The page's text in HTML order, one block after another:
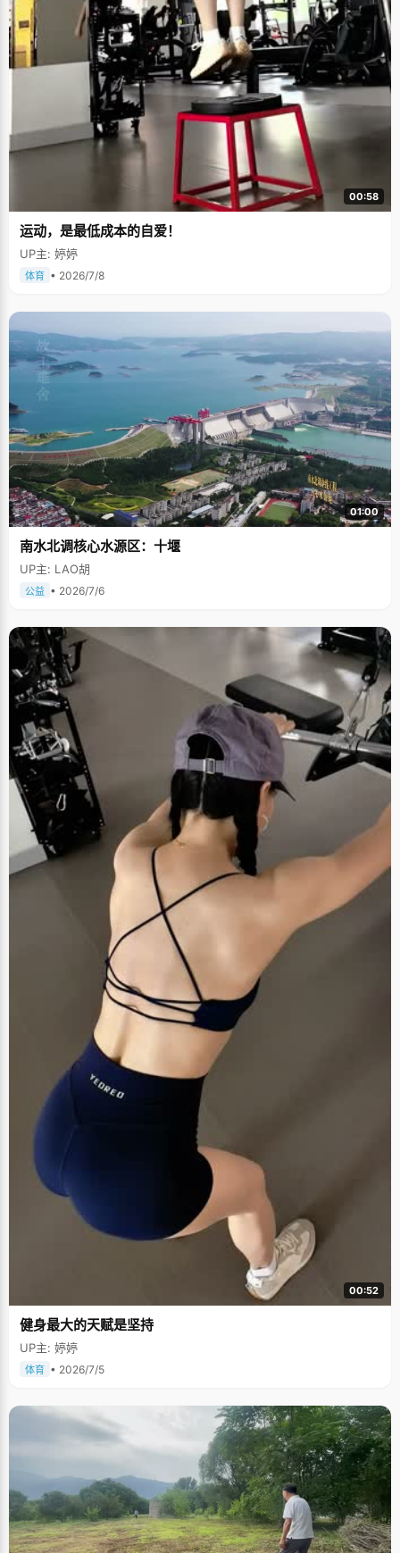
00:58
运动，是最低成本的自爱！
UP主: 婷婷
体育 • 2026/7/8
01:00
南水北调核心水源区：十堰
UP主: LAO胡
公益 • 2026/7/6
00:52
健身最大的天赋是坚持
UP主: 婷婷
体育 • 2026/7/5